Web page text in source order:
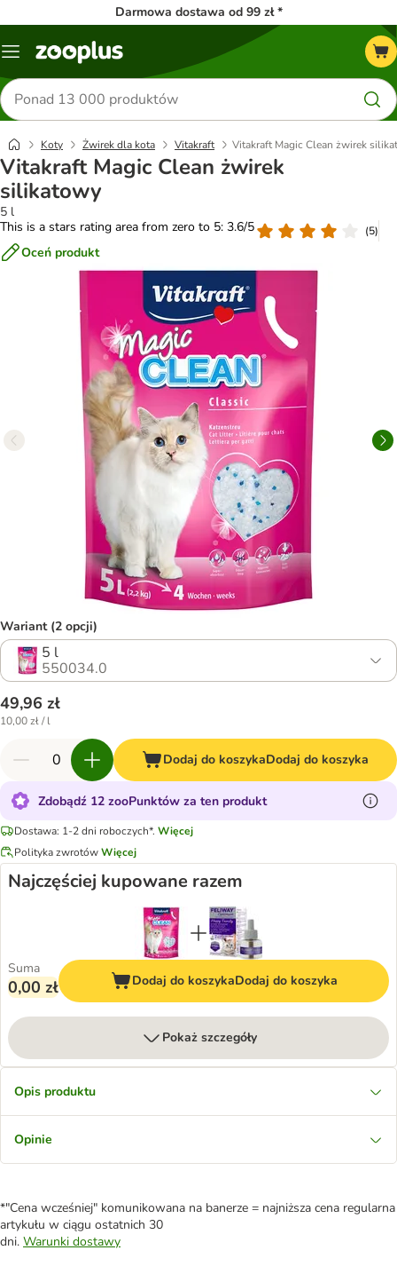
Darmowa dostawa od 99 zł *
Menu
Szukaj
produktów
Koty Żwirek dla kota Vitakraft Vitakraft Magic Clean żwirek
Vitakraft Magic Clean żwirek
silikatowy
5 l
This is a stars rating area from zero to 5: 3.6/5
(5)
Oceń produkt
Wariant (2 opcji)
5 l
550034.0
49,96 zł
10,00 zł / l
Dodaj do koszykaDodaj do koszyka
Zdobądź 12 zooPunktów za ten produkt
Dostawa: 1-2 dni roboczych*. Więcej
Polityka zwrotówWięcej
Najczęściej kupowane razem
Suma
0,00 zł Dodaj do koszykaDodaj do koszyka
Pokaż szczegóły
Opis produktu
Opinie
*"Cena wcześniej" komunikowana na banerze = najniższa cena regularna
artykułu w ciągu ostatnich 30
dni. Warunki dostawy